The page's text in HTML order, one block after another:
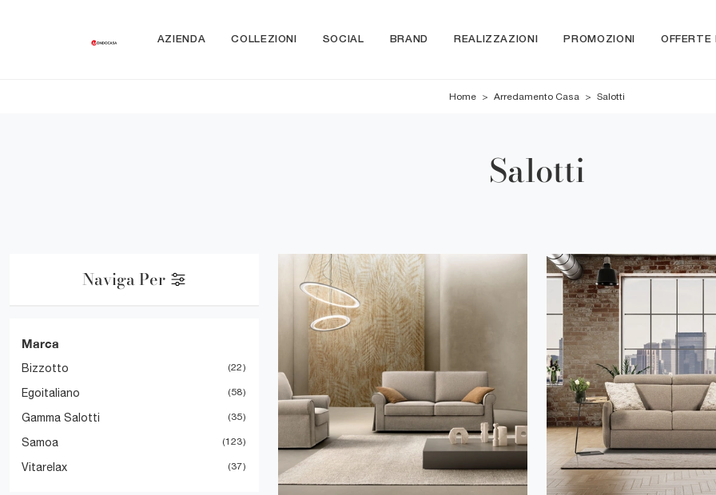
AZIENDA COLLEZIONI SOCIAL BRAND REALIZZAZIONI PROMOZIONI OFFERTE
Home > Arredamento Casa > Salotti
Salotti
Naviga Per
Marca
Bizzotto 22
Egoitaliano 58
Gamma Salotti 35
Samoa 123
Vitarelax 37